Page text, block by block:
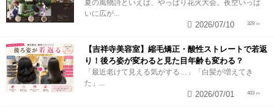
夏の風物詩といえば、やっぱり花火大会。夜空いっぱ
いに広が...
329
2026/07/10
【吉祥寺美容室】縮毛矯正・酸性ストレートで若返
り！後ろ姿が変わると見た目年齢も変わる？
「最近老けて見える気がする…」「白髪が増えてき
た」...
403
2026/07/01